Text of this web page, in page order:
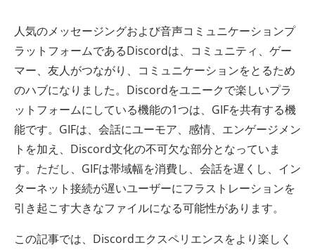
人気のメッセージングおよび音声コミュニケーションプ
ラットフォームであるDiscordは、コミュニティ、ゲー
マー、友人がつながり、コミュニケーションをとるため
のハブになりました。Discordをユニークで楽しいプラ
ットフォームにしている機能の1つは、GIFを共有する機
能です。GIFは、会話にユーモア、感情、エンゲージメン
トを加え、Discord文化の不可欠な部分となっていま
す。ただし、GIFは帯域幅を消費し、会話を遅くし、イン
ターネット接続が遅いユーザーにフラストレーションを
引き起こす大きなファイルになる可能性があります。
この記事では、Discordエクスペリエンスをより楽しく